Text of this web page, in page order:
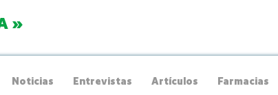
»
Noticias Entrevistas Artículos Farmacias